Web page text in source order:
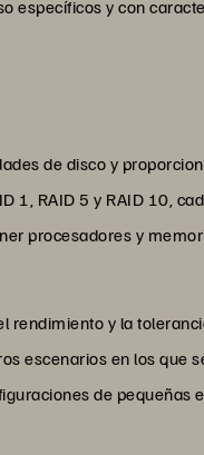
específicos y con
de disco y
1, RAID 5 y RAID 10,
procesadores y
rendimiento y la
escenarios en los que
de pequeñas